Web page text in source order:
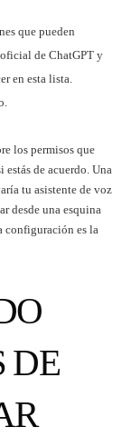
que pueden
de ChatGPT y
en esta lista.
los permisos que
estás de acuerdo. Una
tu asistente de voz
desde una esquina
configuración es la
DE